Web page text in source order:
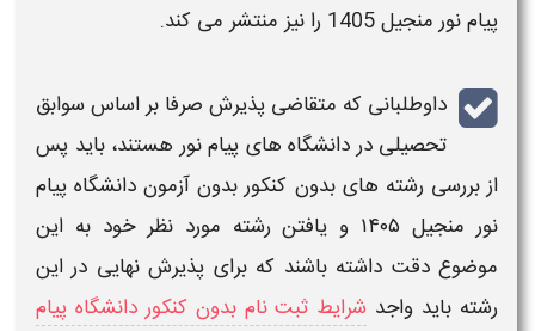
پیام نورمنجیل1405 را نیز منتشر می کند.
داوطلبانی که متقاضی پذیرش صرفا بر اساس سوابق
تحصیلی دردانشگاه های پیام نور هستند، باید پس
از بررسی رشته های بدون کنکور بدون آزمون دانشگاه پیام
نور منجیل ۱۴۰۵ و یافتن رشته مورد نظر خود به این
موضوع دقت داشته باشند که برای پذیرش نهایی در این
رشته باید واجد شرایط ثبت نام بدون کنکور دانشگاه پیام